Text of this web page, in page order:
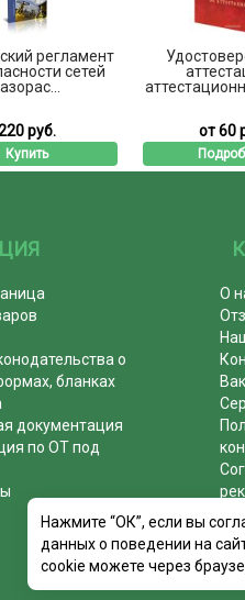
регламент
сетей
руб.
Купить
от 60
о
бланках
документация
по ОТ под
О
Нажмите “ОК”, если вы
данных о поведении на
cookie можете через